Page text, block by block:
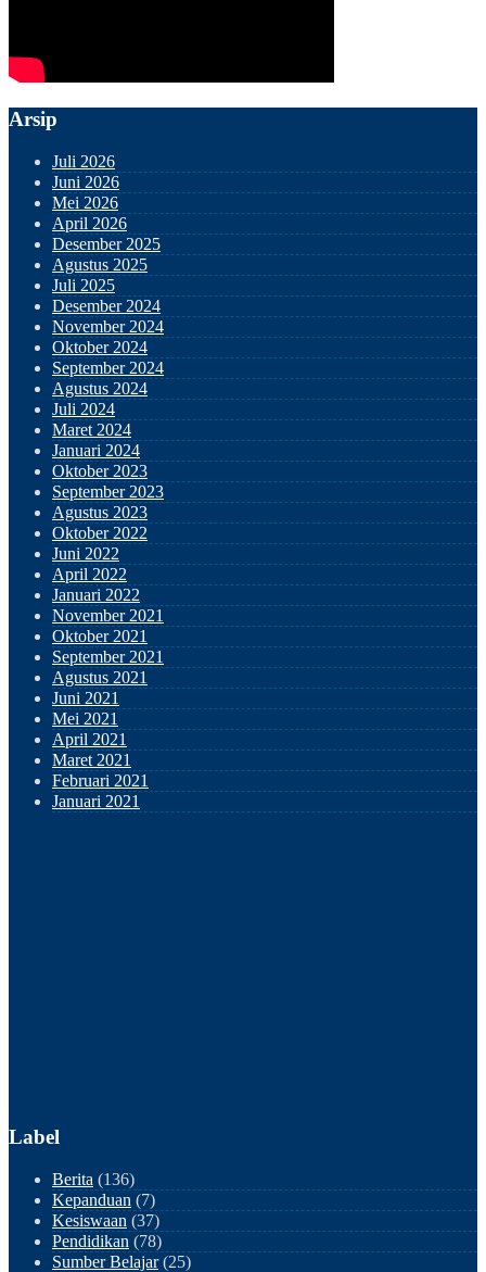
Arsip
Juli 2026
Juni 2026
Mei 2026
April 2026
Desember 2025
Agustus 2025
Juli 2025
Desember 2024
November 2024
Oktober 2024
September 2024
Agustus 2024
Juli 2024
Maret 2024
Januari 2024
Oktober 2023
September 2023
Agustus 2023
Oktober 2022
Juni 2022
April 2022
Januari 2022
November 2021
Oktober 2021
September 2021
Agustus 2021
Juni 2021
Mei 2021
April 2021
Maret 2021
Februari 2021
Januari 2021
Label
Berita (136)
Kepanduan (7)
Kesiswaan (37)
Pendidikan (78)
Sumber Belajar(25)